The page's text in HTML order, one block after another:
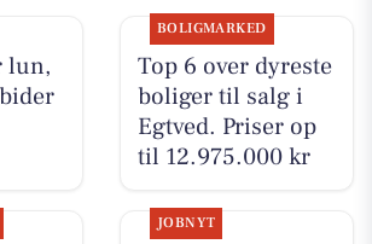
lun,
BOLIGMARKED
Top 6 over dyreste
boliger til salg i
Egtved. Priser op
til 12.975.000 kr
JOBNYT